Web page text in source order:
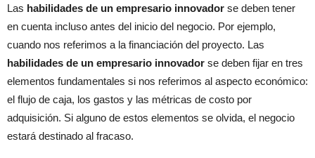
Las habilidades de un empresario innovador se deben tener
en cuenta incluso antes del inicio del negocio. Por ejemplo,
cuando nos referimos a la financiación del proyecto. Las
habilidades de un empresario innovador se deben fijar en tres
elementos fundamentales si nos referimos al aspecto económico:
el flujo de caja, los gastos y las métricas de costo por
adquisición. Si alguno de estos elementos se olvida, el negocio
estará destinado al fracaso.